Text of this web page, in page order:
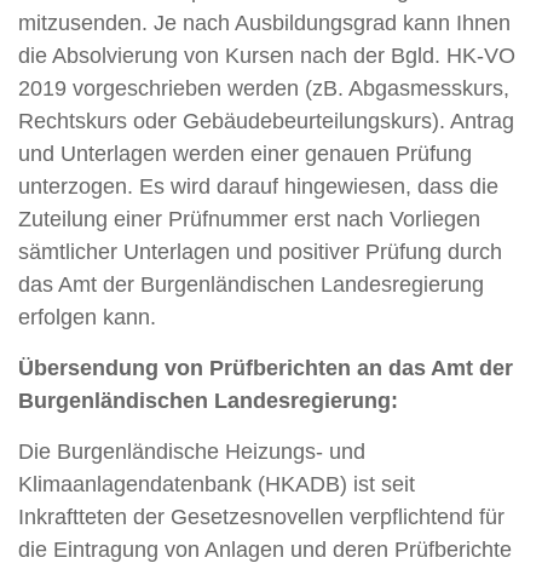
mitzusenden. Je nach Ausbildungsgrad kann Ihnen
die Absolvierung von Kursen nach der Bgld. HK-VO
2019 vorgeschrieben werden (zB. Abgasmesskurs,
Rechtskurs oder Gebäudebeurteilungskurs). Antrag
und Unterlagen werden einer genauen Prüfung
unterzogen. Es wird darauf hingewiesen, dass die
Zuteilung einer Prüfnummer erst nach Vorliegen
sämtlicher Unterlagen und positiver Prüfung durch
das Amt der Burgenländischen Landesregierung
erfolgen kann.
Übersendung von Prüfberichten an das Amt der
Burgenländischen Landesregierung:
Die Burgenländische Heizungs- und
Klimaanlagendatenbank (HKADB) ist seit
Inkraftteten der Gesetzesnovellen verpflichtend für
die Eintragung von Anlagen und deren Prüfberichte